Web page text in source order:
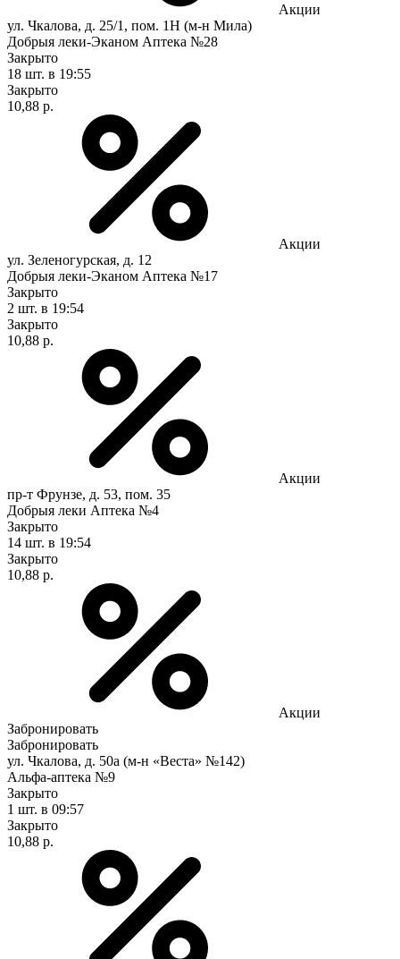
Акции
ул. Чкалова, д. 25/1, пом. 1Н (м-н Мила)
Добрыя леки-Эканом Аптека №28
Закрыто
18 шт. в 19:55
Закрыто
10,88 р.
Акции
ул. Зеленогурская, д. 12
Добрыя леки-Эканом Аптека №17
Закрыто
2 шт. в 19:54
Закрыто
10,88 р.
Акции
пр-т Фрунзе, д. 53, пом. 35
Добрыя леки Аптека №4
Закрыто
14 шт. в 19:54
Закрыто
10,88 р.
Акции
Забронировать
Забронировать
ул. Чкалова, д. 50а (м-н «Веста» №142)
Альфа-аптека №9
Закрыто
1 шт. в 09:57
Закрыто
10,88 р.